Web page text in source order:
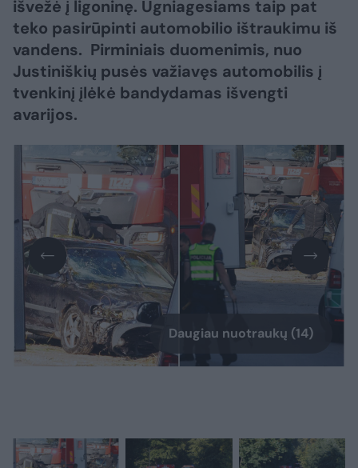
išvežė į ligoninę. Ugniagesiams taip pat
teko pasirūpinti automobilio ištraukimu iš
vandens. Pirminiais duomenimis, nuo
Justiniškių pusės važiavęs automobilis į
tvenkinį įlėkė bandydamas išvengti
avarijos.
Daugiau nuotraukų (14)